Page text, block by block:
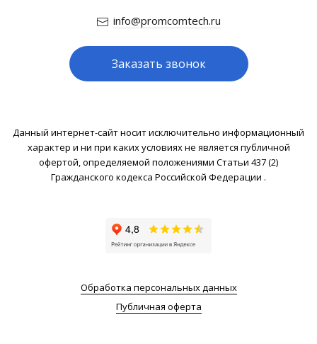
info@promcomtech.ru
Заказать звонок
Данный интернет-сайт носит исключительно информационный
характер и ни при каких условиях не является публичной
офертой, определяемой положениями Статьи 437 (2)
Гражданского кодекса Российской Федерации .
Обработка персональных данных
Публичная оферта